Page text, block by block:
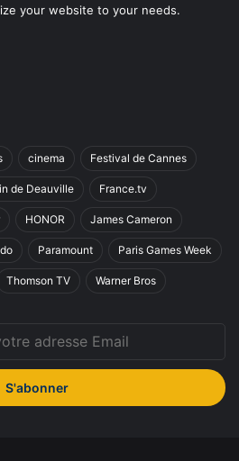
your website to your needs.
cinema Festival de Cannes
de Deauville France.tv
HONOR James Cameron
Paramount Paris Games Week
Thomson TV Warner Bros